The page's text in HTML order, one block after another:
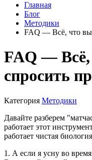
Главная
Блог
Методики
FAQ — Всё, что вы
FAQ — Всё,
спросить
Категория Методики
Давайте разберем
работает этот
работает чистая
1. А если я усну во